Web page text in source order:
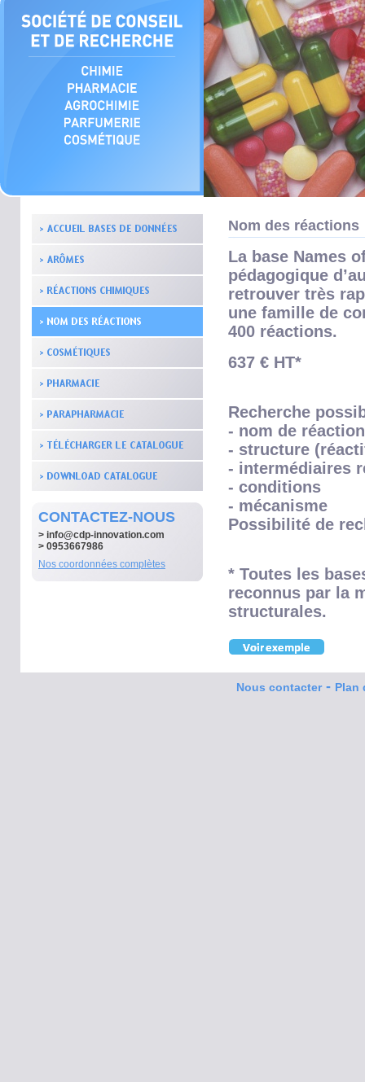
CONTACTEZ-NOUS
> info@cdp-innovation.com
> 0953667986
Nos coordonnées complètes
Nom des réactions
La base Names
pédagogique
retrouver très
une famille de
400 réactions.
637 € HT*
Recherche
- nom de réaction
- structure
- intermédiaires
- conditions
- mécanisme
Possibilité de
* Toutes les
reconnus par la
structurales.
Nous contacter- Plan